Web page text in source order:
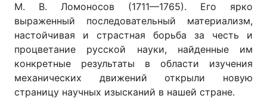
М. В. Ломоносов (1711—1765). Его ярко
выраженный последовательный материализм,
настойчивая и страстная борьба за честь и
процветание русской науки, найденные им
конкретные результаты в области изучения
механических движений открыли новую
страницу научных изысканий в нашей стране.